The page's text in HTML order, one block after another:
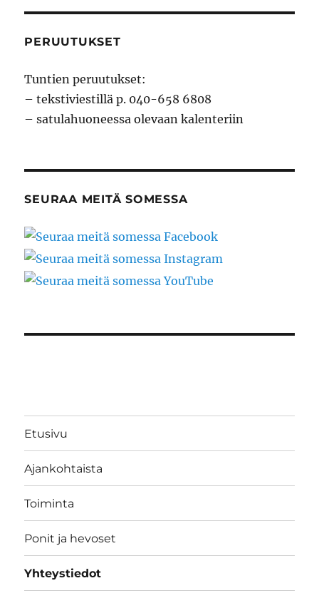
PERUUTUKSET
Tuntien peruutukset:
– tekstiviestillä p. 040-658 6808
– satulahuoneessa olevaan kalenteriin
SEURAA MEITÄ SOMESSA
Etusivu
Ajankohtaista
Toiminta
Ponit ja hevoset
Yhteystiedot